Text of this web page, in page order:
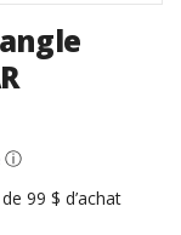
ⓘ
99 $ d’achat